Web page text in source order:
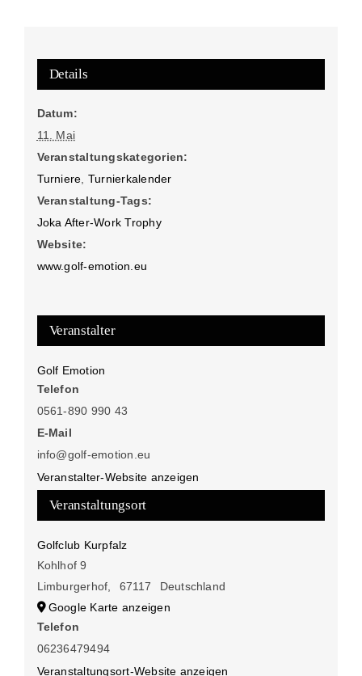
Details
Datum:
11. Mai
Veranstaltungskategorien:
Turniere Turnierkalender
Veranstaltung-Tags:
Joka After-Work Trophy
Website:
www.golf-emotion.eu
Veranstaltungsort
Golfclub Kurpfalz
Kohlhof 9
Limburgerhof
67117
Deutschland
Google Karte anzeigen
Telefon
06236479494
Veranstaltungsort-Website anzeigen
Veranstalter
Golf Emotion
Telefon
0561-890 990 43
E-Mail
info@golf-emotion.eu
Veranstalter-Website anzeigen